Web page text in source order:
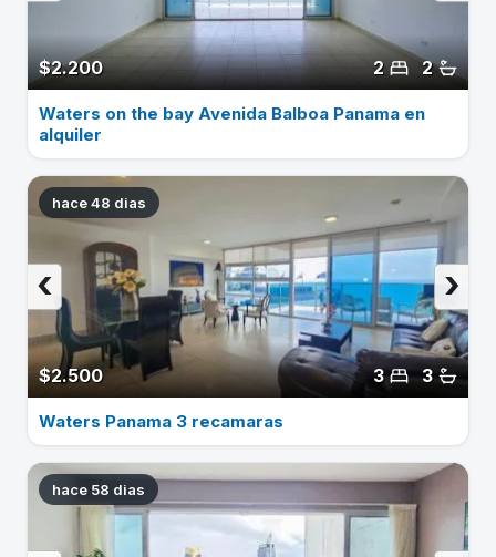
$2.200 2
2
Waters on the bay Avenida Balboa Panama en
alquiler
hace 48 dias
$2.500 3
3
›
‹
Waters Panama 3 recamaras
hace 58 dias